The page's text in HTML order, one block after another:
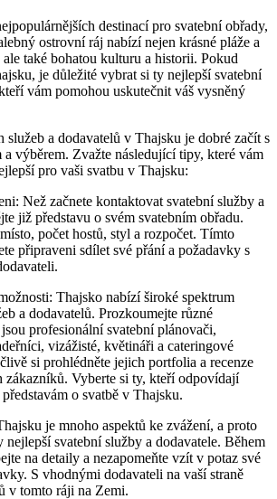
destinací pro svatební obřady,
ostrovní ráj nabízí nejen krásné pláže a
také bohatou kulturu a historii. Pokud
je důležité vybrat si ty nejlepší svatební
vám pomohou uskutečnit váš vysněný
služeb a dodavatelů v Thajsku je dobré začít s
výběrem. Zvažte následující tipy, které vám
pro vaši svatbu v Thajsku:
Než začnete kontaktovat svatební služby a
již představu o svém svatebním obřadu.
počet hostů, styl a rozpočet. Tímto
připraveni sdílet své přání a požadavky s
Thajsko nabízí široké spektrum
a dodavatelů. Prozkoumejte různé
profesionální svatební plánovači,
vizážisté, květináři a cateringové
si prohlédněte jejich portfolia a recenze
zákazníků. Vyberte si ty, kteří odpovídají
o svatbě v Thajsku.
je mnoho aspektů ke zvážení, a proto
svatební služby a dodavatele. Během
na detaily a nezapomeňte vzít v potaz své
S vhodnými dodavateli na vaší straně
v tomto ráji na Zemi.